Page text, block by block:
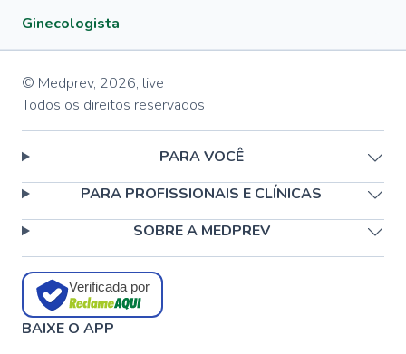
Ginecologista
© Medprev, 2026, live
Todos os direitos reservados
PARA VOCÊ
PARA PROFISSIONAIS E CLÍNICAS
SOBRE A MEDPREV
Verificada por
BAIXE O APP